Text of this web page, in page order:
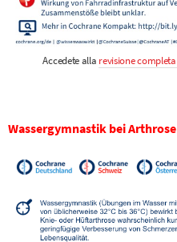
Accedete alla revisione completa
Wassergymnastik bei Arthrose